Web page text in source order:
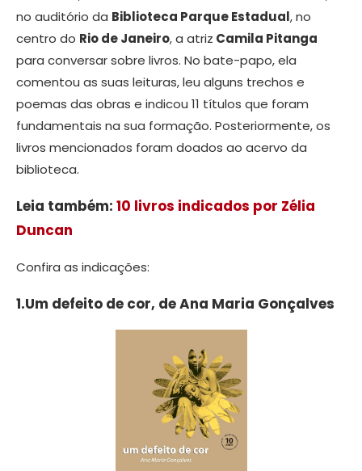
no auditório da Biblioteca Parque Estadual, no
centro do Rio de Janeiro, a atriz Camila Pitanga
para conversar sobre livros. No bate-papo, ela
comentou as suas leituras, leu alguns trechos e
poemas das obras e indicou 11 títulos que foram
fundamentais na sua formação. Posteriormente, os
livros mencionados foram doados ao acervo da
biblioteca.
Leia também: 10 livros indicados por Zélia
Duncan
Confira as indicações:
1.Um defeito de cor, de Ana Maria Gonçalves